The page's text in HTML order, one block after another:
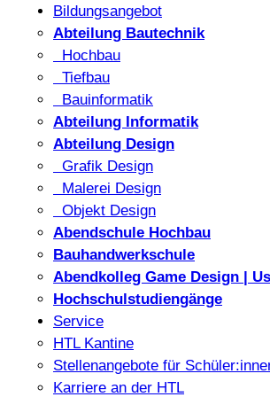
Bildungsangebot
Abteilung Bautechnik
Hochbau
Tiefbau
Bauinformatik
Abteilung Informatik
Abteilung Design
Grafik Design
Malerei Design
Objekt Design
Abendschule Hochbau
Bauhandwerkschule
Abendkolleg Game Design |
Hochschulstudiengänge
Service
HTL Kantine
Stellenangebote für
Karriere an der HTL